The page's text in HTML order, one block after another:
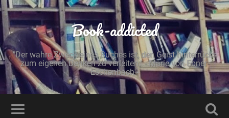
Book-addicted
"Der wahre Zweck eines Buches ist, den Geist hinterrücks
zum eigenen Denken zu verleiten." - Marie von Ebner-
Eschenbach -